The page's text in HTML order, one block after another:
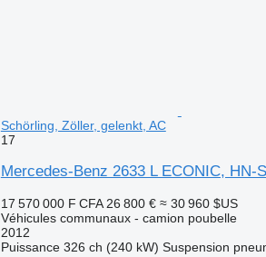
Schörling, Zöller, gelenkt, AC
17
Mercedes-Benz 2633 L ECONIC, HN-
17 570 000 F CFA 26 800 € ≈ 30 960 $US
Véhicules communaux - camion poubelle
2012
Puissance 326 ch (240 kW) Suspension